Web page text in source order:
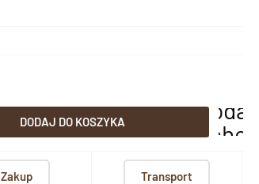
DODAJ DO KOSZYKA
dodaj
Zakup Transport